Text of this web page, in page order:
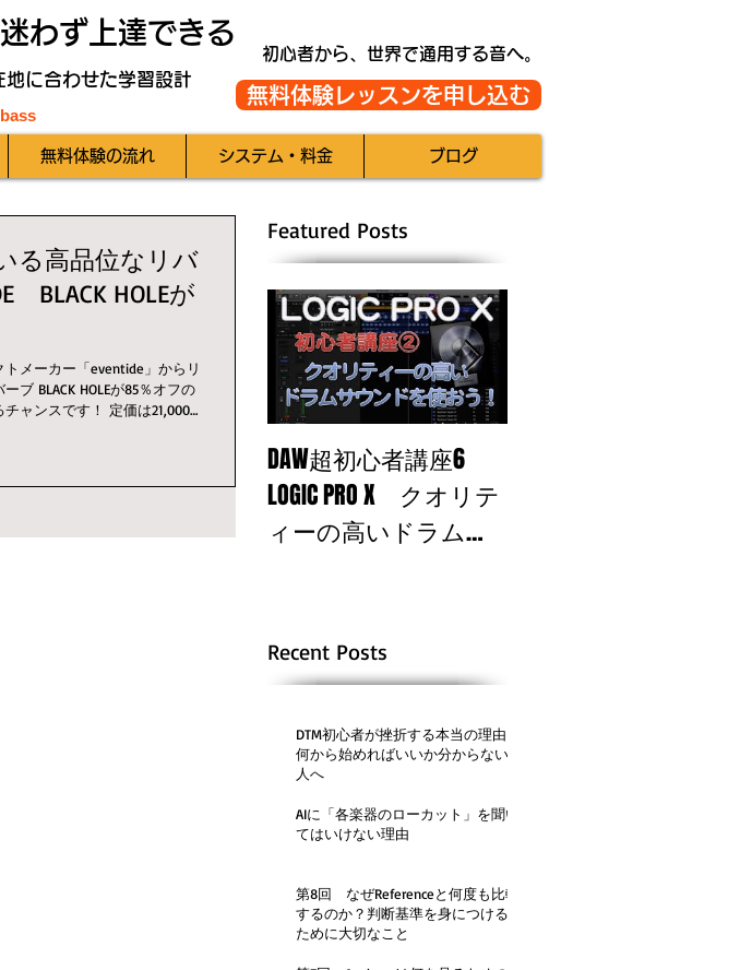
迷わず上達できる
地に合わせた学習設計
初心者から、世界で通用する音へ。
無料体験レッスンを申し込む
無料体験の流れ システム・料金 ブログ
る高品位なリバ
BLACK HOLEが
メーカー「eventide」からリ
ブ BLACK HOLEが85％オフの
ャンスです！ 定価は21,000円
Featured Posts
DAW超初心者講座6
LOGIC PRO X クオリテ
ィーの高いドラムサ
Recent Posts
DTM初心者が挫折する本当の理由。
何から始めればいいか分からない
人へ
AIに「各楽器のローカット」を聞い
てはいけない理由
第8回 なぜReferenceと何度も比較
するのか？判断基準を身につける
ために大切なこと